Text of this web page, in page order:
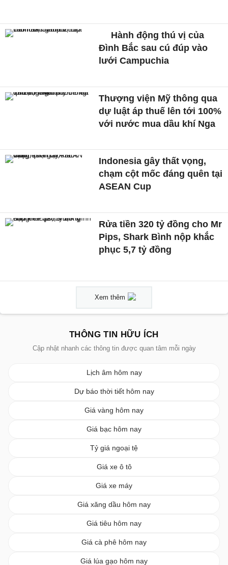
Hành động thú vị của
Đình Bắc sau cú đúp vào
lưới Campuchia
Thượng viện Mỹ thông qua
dự luật áp thuế lên tới 100%
với nước mua dầu khí Nga
Indonesia gây thất vọng,
chạm cột mốc đáng quên tại
ASEAN Cup
Rửa tiền 320 tỷ đồng cho Mr
Pips, Shark Bình nộp khắc
phục 5,7 tỷ đồng
Xem thêm
THÔNG TIN HỮU ÍCH
Cập nhật nhanh các thông tin được quan tâm mỗi ngày
Lịch âm hôm nay
Dự báo thời tiết hôm nay
Giá vàng hôm nay
Giá bạc hôm nay
Tỷ giá ngoại tệ
Giá xe ô tô
Giá xe máy
Giá xăng dầu hôm nay
Giá tiêu hôm nay
Giá cà phê hôm nay
Giá lúa gạo hôm nay